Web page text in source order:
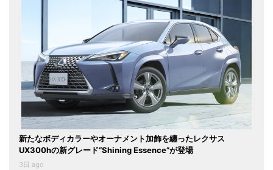
新たなボディカラーやオーナメント加飾を纏ったレクサス
UX300hの新グレード“Shining Essence”が登場
3日 ago